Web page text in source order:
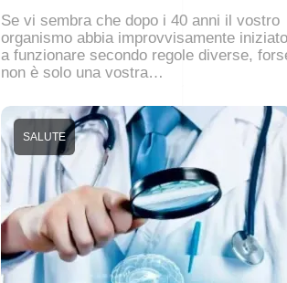
Se vi sembra che dopo i 40 anni il vostro
organismo abbia improvvisamente iniziato
a funzionare secondo regole diverse,
non è solo una vostra…
SALUTE